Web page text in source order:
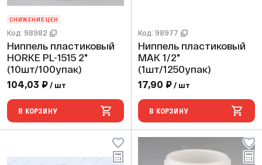
СНИЖЕНИЕ ЦЕН
Код: 98982
Ниппель пластиковый
HORKE PL-1515 2"
(10шт/100упак)
104,03 ₽ / шт
В КОРЗИНУ
Код: 98977
Ниппель пластиковый
МАК 1/2"
(1шт/1250упак)
17,90 ₽ / шт
В КОРЗИНУ